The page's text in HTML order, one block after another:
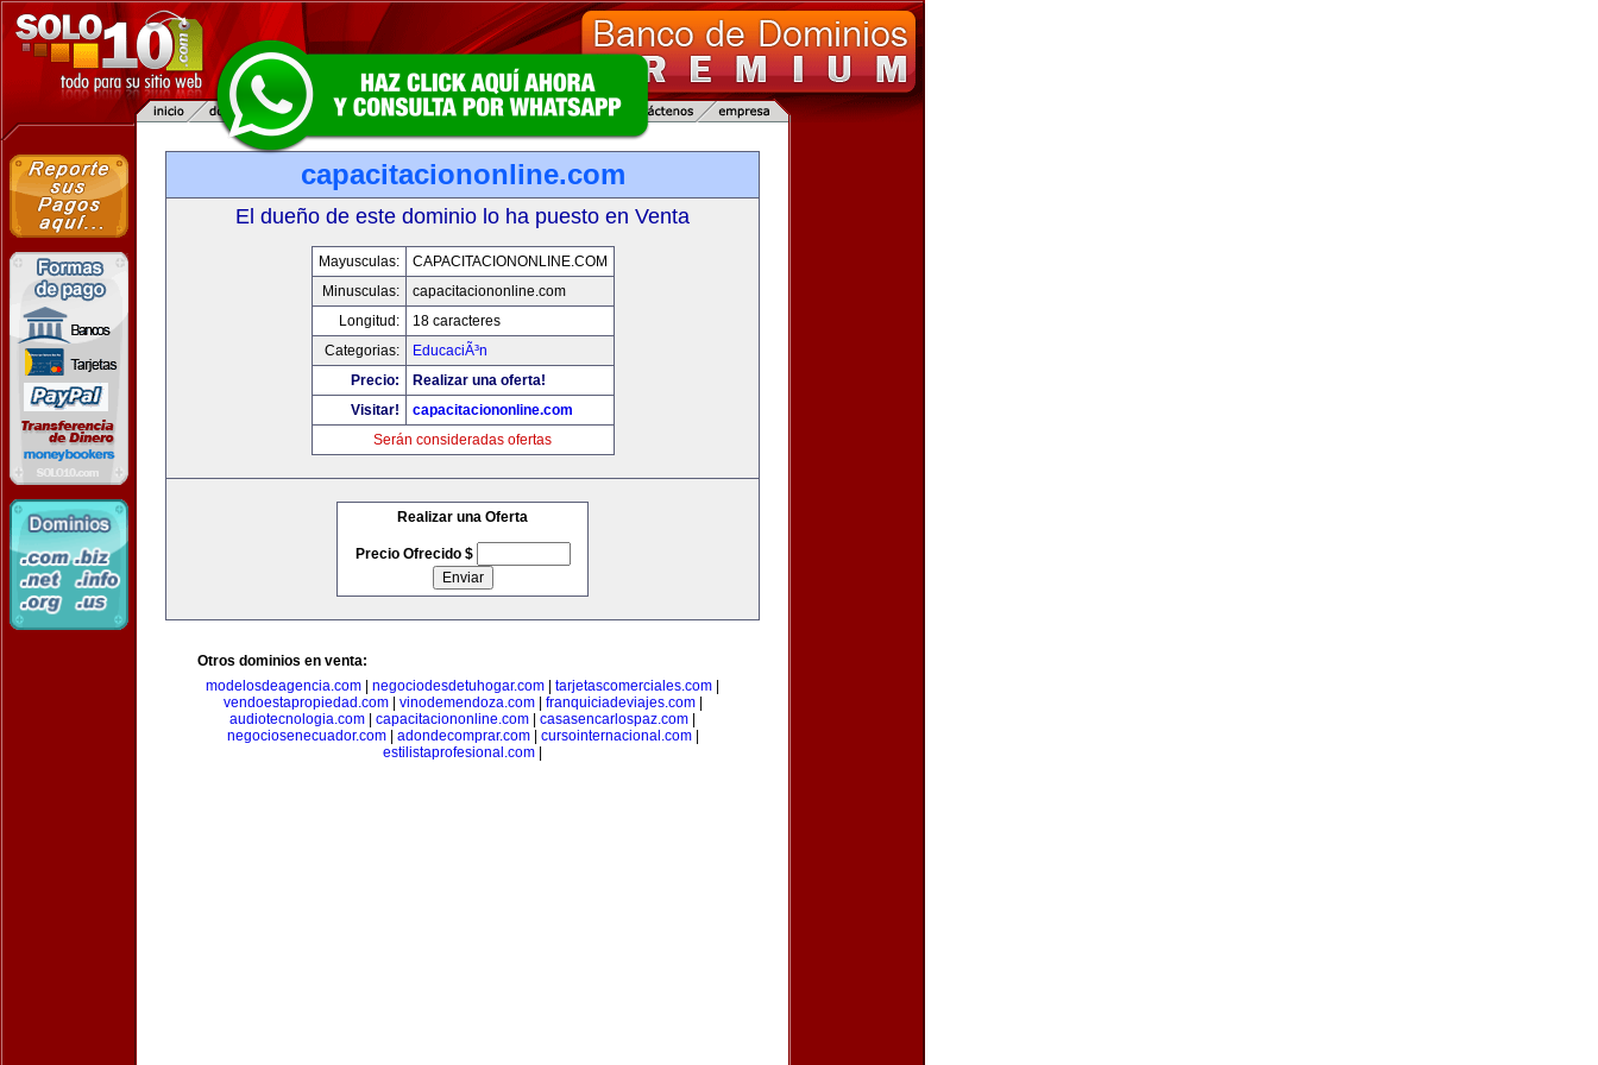
capacitaciononline.com
El dueño de este dominio lo ha puesto en Venta
Mayusculas:
CAPACITACIONONLINE.COM
Minusculas:
capacitaciononline.com
Longitud:
18 caracteres
Categorias:
EducaciÃ³n
Precio:
Realizar una oferta!
Visitar!
capacitaciononline.com
Serán consideradas ofertas
Realizar una Oferta
Precio Ofrecido $
Otros dominios en venta:
modelosdeagencia.com
negociodesdetuhogar.com tarjetascomerciales.com
vendoestapropiedad.com| vinodemendoza.com| franquiciadeviajes.com|
audiotecnologia.com
capacitaciononline.com casasencarlospaz.com
negociosenecuador.com| adondecomprar.com| cursointernacional.com|
estilistaprofesional.com